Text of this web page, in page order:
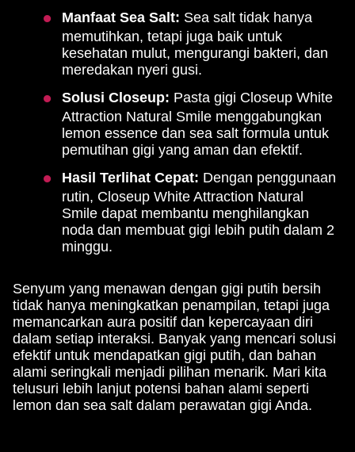
Manfaat Sea Salt: Sea salt tidak hanya
memutihkan, tetapi juga baik untuk
kesehatan mulut, mengurangi bakteri, dan
meredakan nyeri gusi.
Solusi Closeup: Pasta gigi Closeup White
Attraction Natural Smile menggabungkan
lemon essence dan sea salt formula untuk
pemutihan gigi yang aman dan efektif.
Hasil Terlihat Cepat: Dengan penggunaan
rutin, Closeup White Attraction Natural
Smile dapat membantu menghilangkan
noda dan membuat gigi lebih putih dalam 2
minggu.
Senyum yang menawan dengan gigi putih bersih
tidak hanya meningkatkan penampilan, tetapi juga
memancarkan aura positif dan kepercayaan diri
dalam setiap interaksi. Banyak yang mencari solusi
efektif untuk mendapatkan gigi putih, dan bahan
alami seringkali menjadi pilihan menarik. Mari kita
telusuri lebih lanjut potensi bahan alami seperti
lemon dan sea salt dalam perawatan gigi Anda.